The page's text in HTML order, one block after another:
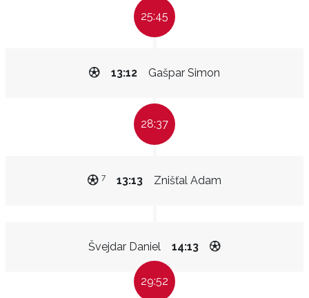
25:45
Gašpar Simon
13:12
28:37
Znišťal Adam
13:13
7
Švejdar Daniel 14:13
29:52